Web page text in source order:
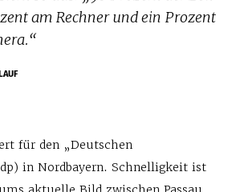
am Rechner und ein Prozent
für den „Deutschen
in Nordbayern. Schnelligkeit ist